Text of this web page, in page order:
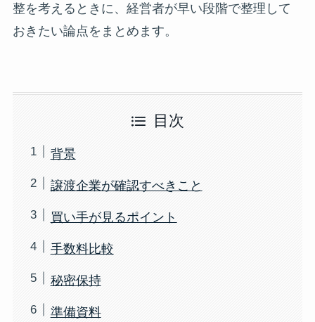
整を考えるときに、経営者が早い段階で整理して
おきたい論点をまとめます。
目次
背景
譲渡企業が確認すべきこと
買い手が見るポイント
手数料比較
秘密保持
準備資料